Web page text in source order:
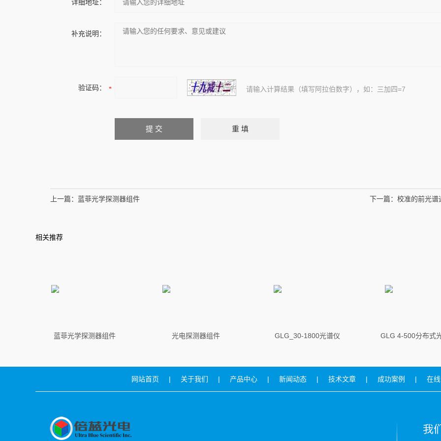
详细地址：
补充说明：
验证码： 请输入计算结果（填写阿拉伯数字），如：三加四=7
上一篇： 蓝菲光学探测器组件 下一篇： 校准的前光谱
相关推荐
蓝菲光学探测器组件 光电探测器组件 GLG_30-1800光谱仪 GLG 4-500分布式
网站首页 | 关于我们 | 产品中心 | 新闻动态 | 技术文章 | 成功案例 | 在